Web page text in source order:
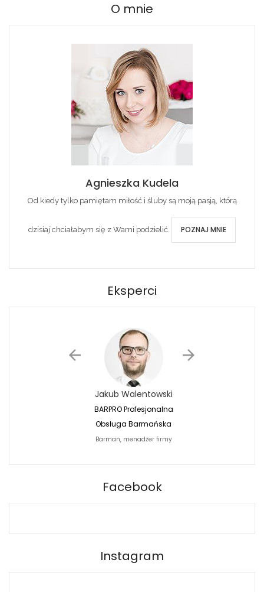
O mnie
Agnieszka Kudela
Od kiedy tylko pamiętam miłość i śluby są moją pasją, którą
dzisiaj chciałabym się z Wami podzielić. POZNAJ MNIE
Eksperci
Jakub Walentowski
BARPRO Profesjonalna
Obsługa Barmańska
Barman, menadżer firmy
Facebook
Instagram